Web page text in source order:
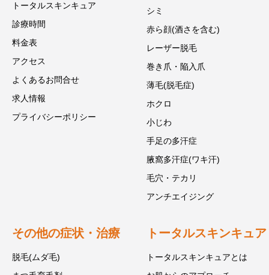
トータルスキンキュア
診療時間
料金表
アクセス
よくあるお問合せ
求人情報
プライバシーポリシー
シミ
赤ら顔(酒さを含む)
レーザー脱毛
巻き爪・陥入爪
薄毛(脱毛症)
ホクロ
小じわ
手足の多汗症
腋窩多汗症(ワキ汗)
毛穴・テカリ
アンチエイジング
その他の症状・治療
脱毛(ムダ毛)
トータルスキンキュア
トータルスキンキュアとは